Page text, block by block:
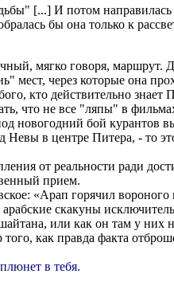
[...] И потом
бы она только к
мягко говоря, маршрут.
мест, через которые она
кто действительно знает
что не все "ляпы" в
новогодний бой курантов
Невы в центре Питера, - то
от реальности ради
прием.
«Арап горячил
скакуны
или как он там у них
как правда факта
в тебя.